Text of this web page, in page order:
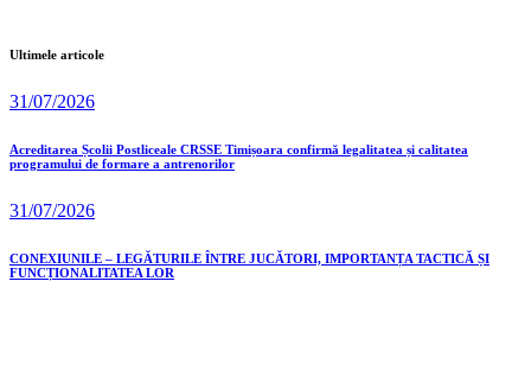
Ultimele articole
31/07/2026
Acreditarea Școlii Postliceale CRSSE Timișoara confirmă legalitatea și calitatea
programului de formare a antrenorilor
31/07/2026
CONEXIUNILE – LEGĂTURILE ÎNTRE JUCĂTORI, IMPORTANȚA TACTICĂ ȘI
FUNCȚIONALITATEA LOR